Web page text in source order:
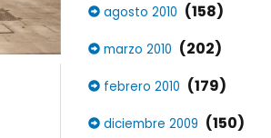
agosto 2010 (158)
marzo 2010 (202)
febrero 2010 (179)
diciembre 2009 (150)